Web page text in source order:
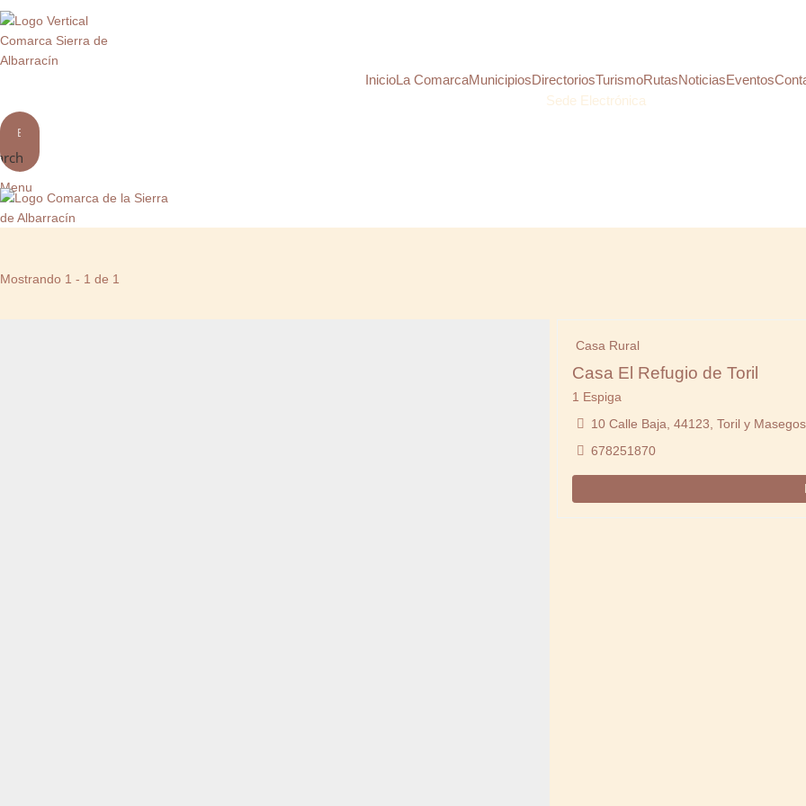
Proyecto Comarca Sierra de Albarracín
InicioLa ComarcaMunicipiosDirectoriosTurismoRutasNoticiasEventos
Sede Electrónica
Menu
Mostrando 1 - 1 de 1
Casa Rural
Casa El Refugio de Toril
1 Espiga
10 Calle Baja, 44123, Toril y
678251870